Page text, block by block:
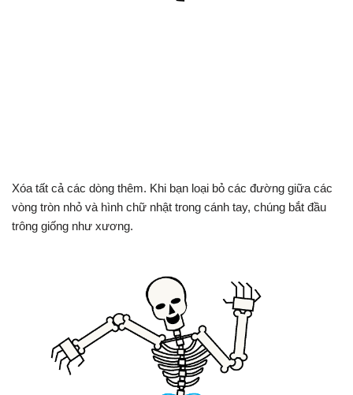
Xóa tất cả các dòng thêm. Khi bạn loại bỏ các đường giữa các
vòng tròn nhỏ và hình chữ nhật trong cánh tay, chúng bắt đầu
trông giống như xương.